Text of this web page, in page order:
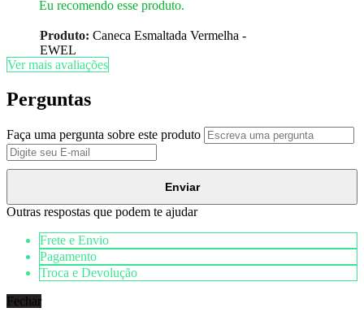
Eu recomendo esse produto.
Produto: Caneca Esmaltada Vermelha -
EWEL
Ver mais avaliações
Perguntas
Faça uma pergunta sobre este produto
Enviar
Outras respostas que podem te ajudar
Frete e Envio
Pagamento
Troca e Devolução
Fechar